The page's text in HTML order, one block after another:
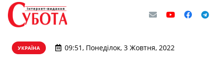
УКРАЇНА 09:51, Понеділок, 3 Жовтня, 2022